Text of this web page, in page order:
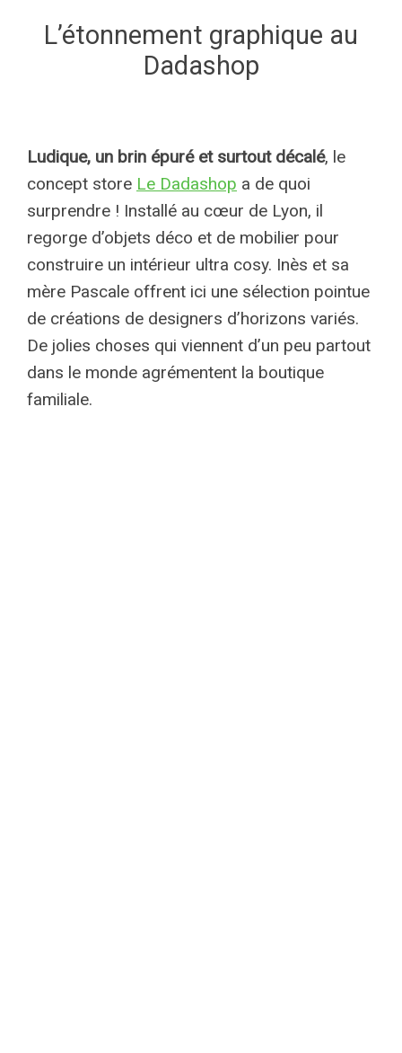
L’étonnement graphique au
Dadashop
Ludique, un brin épuré et surtout décalé, le
concept store Le Dadashop a de quoi
surprendre ! Installé au cœur de Lyon, il
regorge d’objets déco et de mobilier pour
construire un intérieur ultra cosy. Inès et sa
mère Pascale offrent ici une sélection pointue
de créations de designers d’horizons variés.
De jolies choses qui viennent d’un peu partout
dans le monde agrémentent la boutique
familiale.